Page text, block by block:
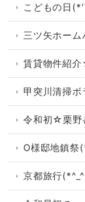
こどもの日
三ツ矢ホー
賃貸物件紹
甲突川清掃ボ
令和初☆栗野
O様邸地鎮祭
京都旅行